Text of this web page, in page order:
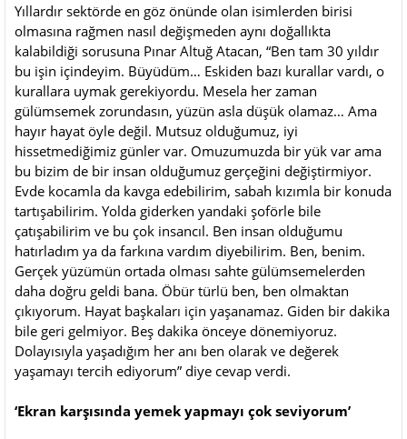
Yıllardır sektörde en göz önünde olan isimlerden birisi
olmasına rağmen nasıl değişmeden aynı doğallıkta
kalabildiği sorusuna Pınar Altuğ Atacan, “Ben tam 30 yıldır
bu işin içindeyim. Büyüdüm… Eskiden bazı kurallar vardı, o
kurallara uymak gerekiyordu. Mesela her zaman
gülümsemek zorundasın, yüzün asla düşük olamaz… Ama
hayır hayat öyle değil. Mutsuz olduğumuz, iyi
hissetmediğimiz günler var. Omuzumuzda bir yük var ama
bu bizim de bir insan olduğumuz gerçeğini değiştirmiyor.
Evde kocamla da kavga edebilirim, sabah kızımla bir konuda
tartışabilirim. Yolda giderken yandaki şoförle bile
çatışabilirim ve bu çok insancıl. Ben insan olduğumu
hatırladım ya da farkına vardım diyebilirim. Ben, benim.
Gerçek yüzümün ortada olması sahte gülümsemelerden
daha doğru geldi bana. Öbür türlü ben, ben olmaktan
çıkıyorum. Hayat başkaları için yaşanamaz. Giden bir dakika
bile geri gelmiyor. Beş dakika önceye dönemiyoruz.
Dolayısıyla yaşadığım her anı ben olarak ve değerek
yaşamayı tercih ediyorum” diye cevap verdi.
‘Ekran karşısında yemek yapmayı çok seviyorum’